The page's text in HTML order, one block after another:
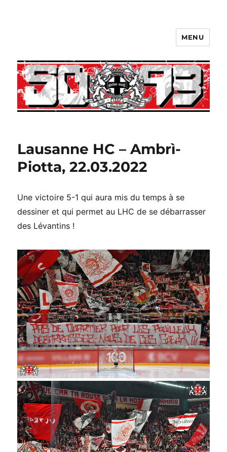
MENU
Lausanne HC – Ambrì-
Piotta, 22.03.2022
Une victoire 5-1 qui aura mis du temps à se
dessiner et qui permet au LHC de se débarrasser
des Lévantins !